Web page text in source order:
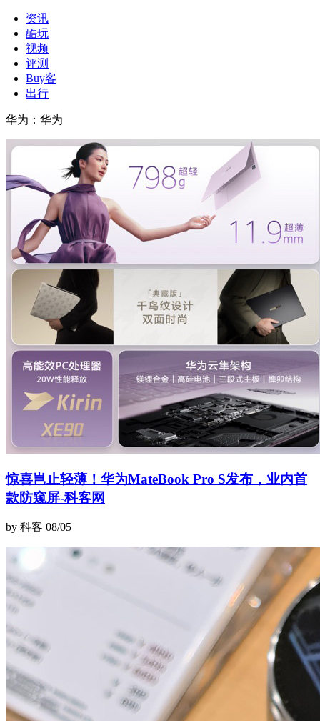
资讯
酷玩
视频
评测
Buy客
出行
华为 ： 华为
惊喜岂止轻薄！华为MateBook Pro S发布，业内首
款防窥屏-科客网
by 科客 08/05